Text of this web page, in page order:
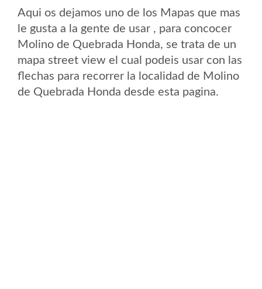
Aqui os dejamos uno de los Mapas que mas
le gusta a la gente de usar , para concocer
Molino de Quebrada Honda, se trata de un
mapa street view el cual podeis usar con las
flechas para recorrer la localidad de Molino
de Quebrada Honda desde esta pagina.